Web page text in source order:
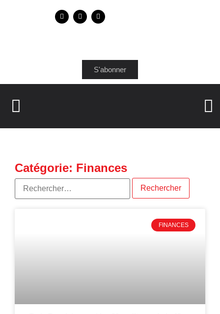
S'abonner
Catégorie: Finances
FINANCES